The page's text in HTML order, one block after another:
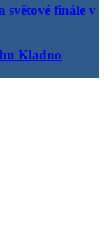
finále v
Kladno